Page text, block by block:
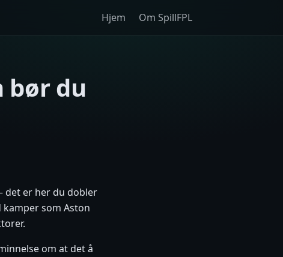
Hjem Om SpillFPL
bør du
det er her du dobler
som Aston
om at det å